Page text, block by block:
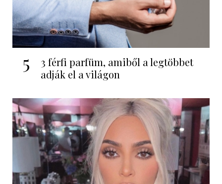
5
3 férfi parfüm, amiből a legtöbbet
adják el a világon